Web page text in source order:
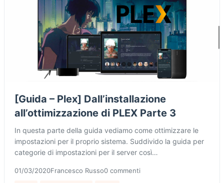
[Guida – Plex] Dall’installazione
all’ottimizzazione di PLEX Parte 3
In questa parte della guida vediamo come ottimizzare le
impostazioni per il proprio sistema. Suddivido la guida per
categorie di impostazioni per il server così…
01/03/2020Francesco Russo0 commenti